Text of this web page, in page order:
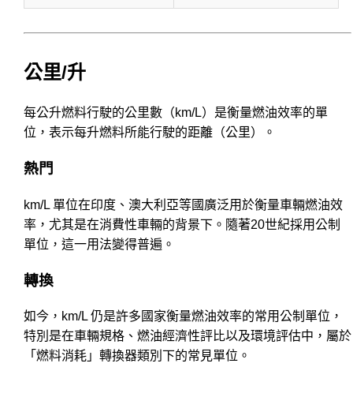
公里/升
每公升燃料行駛的公里數（km/L）是衡量燃油效率的單
位，表示每升燃料所能行駛的距離（公里）。
熱門
km/L 單位在印度、澳大利亞等國廣泛用於衡量車輛燃油效
率，尤其是在消費性車輛的背景下。隨著20世紀採用公制
單位，這一用法變得普遍。
轉換
如今，km/L 仍是許多國家衡量燃油效率的常用公制單位，
特別是在車輛規格、燃油經濟性評比以及環境評估中，屬於
「燃料消耗」轉換器類別下的常見單位。